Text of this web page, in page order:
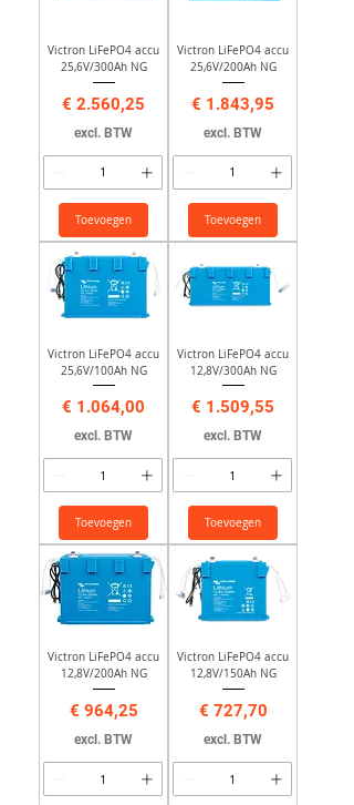
Victron LiFePO4 accu
25,6V/300Ah NG
Prijs
€ 2.560,25
excl. BTW
Toevoegen
Victron LiFePO4 accu
25,6V/200Ah NG
Prijs
€ 1.843,95
excl. BTW
Toevoegen
Victron LiFePO4 accu
25,6V/100Ah NG
Prijs
€ 1.064,00
excl. BTW
Toevoegen
Victron LiFePO4 accu
12,8V/300Ah NG
Prijs
€ 1.509,55
excl. BTW
Toevoegen
Victron LiFePO4 accu
12,8V/200Ah NG
Prijs
€ 964,25
excl. BTW
Victron LiFePO4 accu
12,8V/150Ah NG
Prijs
€ 727,70
excl. BTW